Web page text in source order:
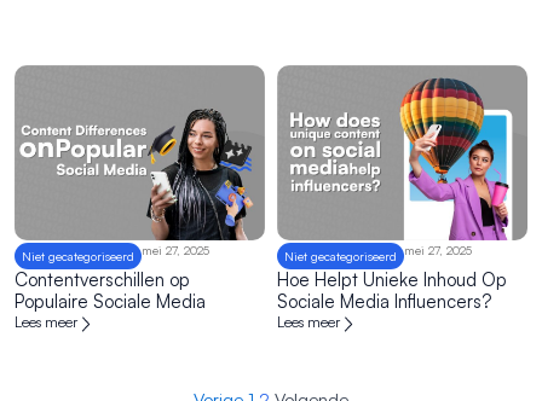
Niet gecategoriseerd mei 27, 2025
Contentverschillen op
Populaire Sociale Media
Lees meer
Niet gecategoriseerd mei 27, 2025
Hoe Helpt Unieke Inhoud Op
Sociale Media Influencers?
Lees meer